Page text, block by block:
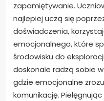
zapamiętywanie.
najlepiej uczą się
doświadczenia,
emocjonalnego, które
środowisku do
doskonale radzą sobie
gdzie emocjonalne
komunikację.